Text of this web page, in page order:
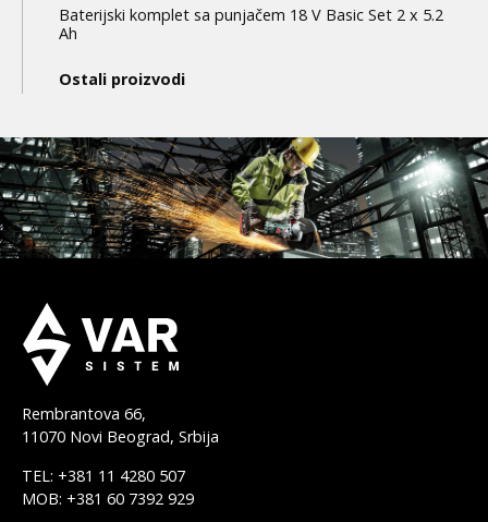
Baterijski komplet sa punjačem 18 V Basic Set 2 x 5.2
Ah
Ostali proizvodi
Rembrantova 66,
11070 Novi Beograd, Srbija
TEL: +381 11 4280 507
MOB: +381 60 7392 929